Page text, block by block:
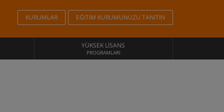
KURUMLAR EĞITIM KURUMUNUZU TANITIN
YÜKSEK LISANS
PROGRAMLARI